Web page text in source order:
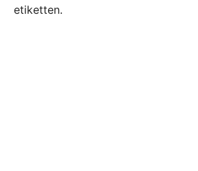
etiketten.